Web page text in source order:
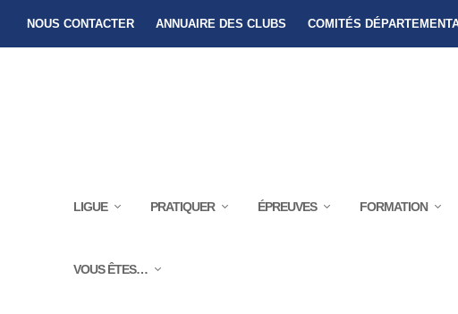
NOUS CONTACTER ANNUAIRE DES CLUBS COMITÉS
LIGUE PRATIQUER ÉPREUVES FORMATION
VOUS ÊTES…